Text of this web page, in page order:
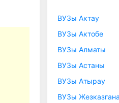
ВУЗы Актау
ВУЗы Актобе
ВУЗы Алматы
ВУЗы Астаны
ВУЗы Атырау
ВУЗы Жезказгана